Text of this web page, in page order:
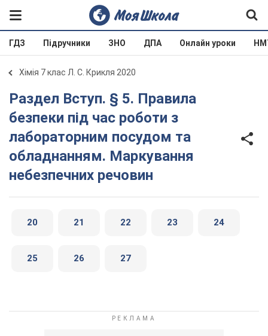
ГДЗ Підручники ЗНО ДПА Онлайн уроки
Хімія 7 клас Л. С. Крикля 2020
Раздел Вступ. § 5. Правила
безпеки під час роботи з
лабораторним посудом та
обладнанням. Маркування
небезпечних речовин
20 21 22 23 24
25 26 27